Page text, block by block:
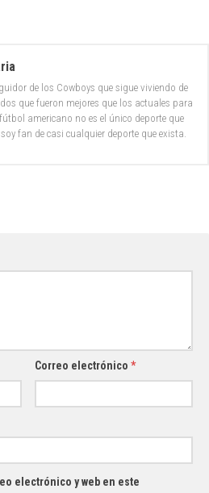
de los Cowboys que sigue viviendo de
que fueron mejores que los actuales para
americano no es el único deporte que
fan de casi cualquier deporte que exista.
Correo electrónico*
electrónico y web en este